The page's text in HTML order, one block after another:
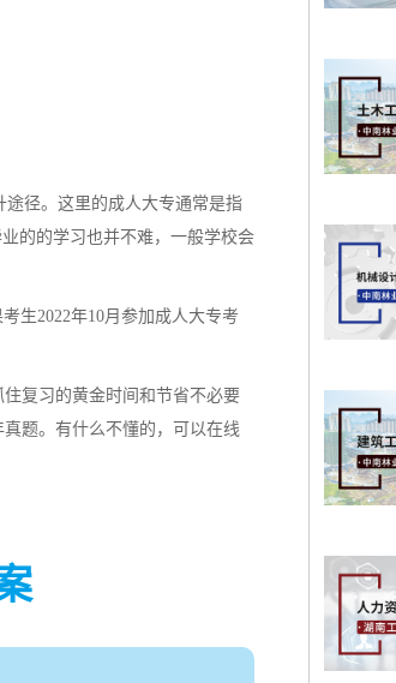
径。这里的成人大专通常是指
的的学习也并不难，一般学校会
生2022年10月参加成人大专考
复习的黄金时间和节省不必要
题。有什么不懂的，可以在线